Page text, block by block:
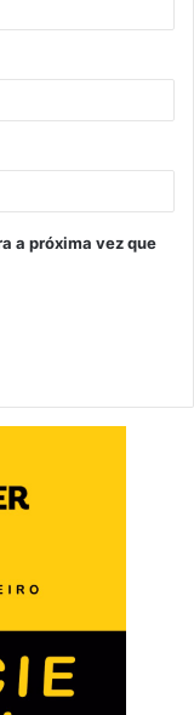
a próxima vez que